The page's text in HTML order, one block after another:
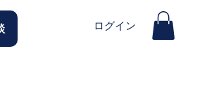
ログイン